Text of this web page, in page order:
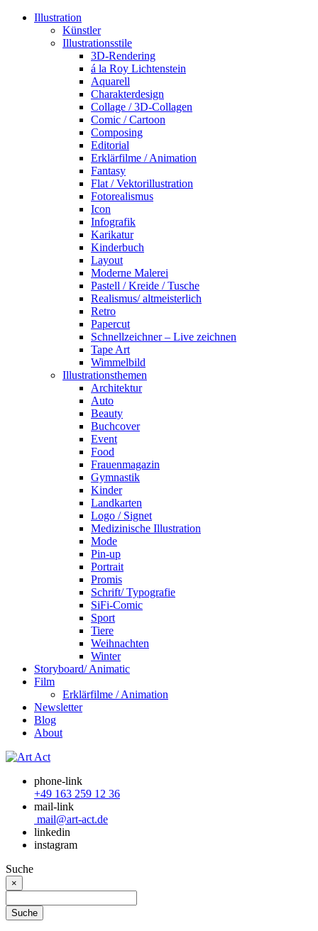
Illustration
Künstler
Illustrationsstile
3D-Rendering
á la Roy Lichtenstein
Aquarell
Charakterdesign
Collage / 3D-Collagen
Comic / Cartoon
Composing
Editorial
Erklärfilme / Animation
Fantasy
Flat / Vektorillustration
Fotorealismus
Icon
Infografik
Karikatur
Kinderbuch
Layout
Moderne Malerei
Pastell / Kreide / Tusche
Realismus/ altmeisterlich
Retro
Papercut
Schnellzeichner – Live zeichnen
Tape Art
Wimmelbild
Illustrationsthemen
Architektur
Auto
Beauty
Buchcover
Event
Food
Frauenmagazin
Gymnastik
Kinder
Landkarten
Logo / Signet
Medizinische Illustration
Mode
Pin-up
Portrait
Promis
Schrift/ Typografie
SiFi-Comic
Sport
Tiere
Weihnachten
Winter
Storyboard/ Animatic
Film
Erklärfilme / Animation
Newsletter
Blog
About
phone-link
+49 163 259 12 36
mail-link
mail@art-act.de
linkedin
instagram
Suche
×